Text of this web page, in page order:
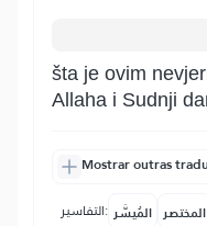
šta je ovim
Allaha i Sudnji
Mostrar outras
التفاسير: المُيسَّر المختصر